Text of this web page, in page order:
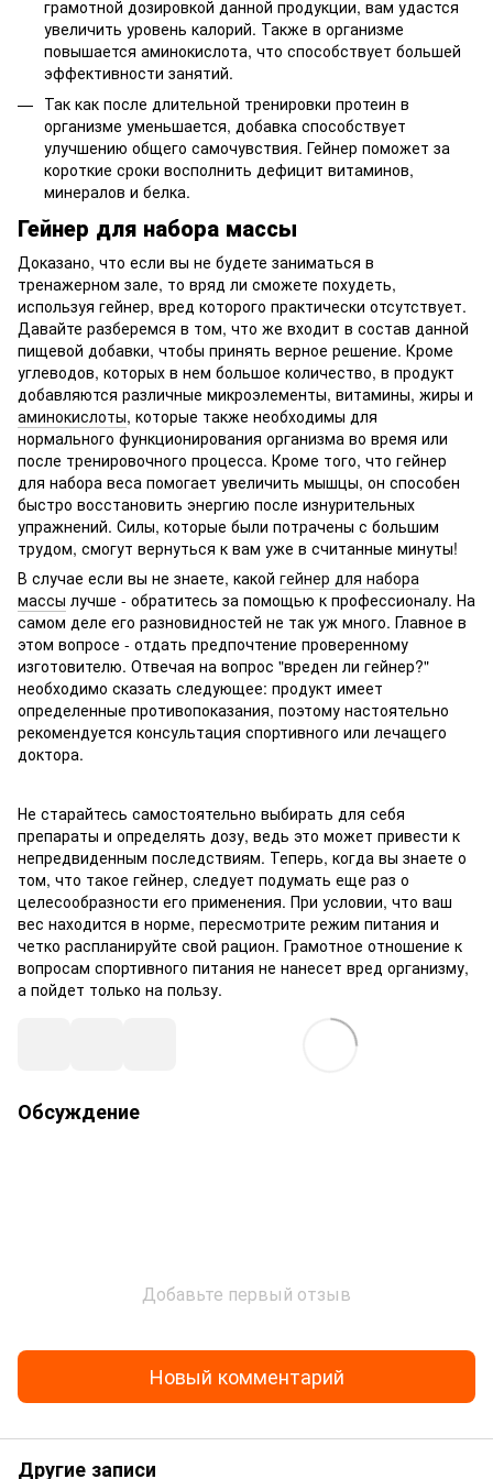
грамотной дозировкой данной продукции, вам удастся
увеличить уровень калорий. Также в организме
повышается аминокислота, что способствует большей
эффективности занятий.
Так как после длительной тренировки протеин в
организме уменьшается, добавка способствует
улучшению общего самочувствия. Гейнер поможет за
короткие сроки восполнить дефицит витаминов,
минералов и белка.
Гейнер для набора массы
Доказано, что если вы не будете заниматься в
тренажерном зале, то вряд ли сможете похудеть,
используя гейнер, вред которого практически отсутствует.
Давайте разберемся в том, что же входит в состав данной
пищевой добавки, чтобы принять верное решение. Кроме
углеводов, которых в нем большое количество, в продукт
добавляются различные микроэлементы, витамины, жиры и
аминокислоты, которые также необходимы для
нормального функционирования организма во время или
после тренировочного процесса. Кроме того, что гейнер
для набора веса помогает увеличить мышцы, он способен
быстро восстановить энергию после изнурительных
упражнений. Силы, которые были потрачены с большим
трудом, смогут вернуться к вам уже в считанные минуты!
В случае если вы не знаете, какой гейнер для набора
массы лучше - обратитесь за помощью к профессионалу. На
самом деле его разновидностей не так уж много. Главное в
этом вопросе - отдать предпочтение проверенному
изготовителю. Отвечая на вопрос "вреден ли гейнер?"
необходимо сказать следующее: продукт имеет
определенные противопоказания, поэтому настоятельно
рекомендуется консультация спортивного или лечащего
доктора.
Не старайтесь самостоятельно выбирать для себя
препараты и определять дозу, ведь это может привести к
непредвиденным последствиям. Теперь, когда вы знаете о
том, что такое гейнер, следует подумать еще раз о
целесообразности его применения. При условии, что ваш
вес находится в норме, пересмотрите режим питания и
четко распланируйте свой рацион. Грамотное отношение к
вопросам спортивного питания не нанесет вред организму,
а пойдет только на пользу.
Обсуждение
Добавьте первый отзыв
Новый комментарий
Другие записи